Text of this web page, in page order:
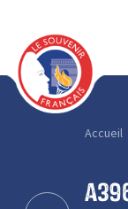
Accueil